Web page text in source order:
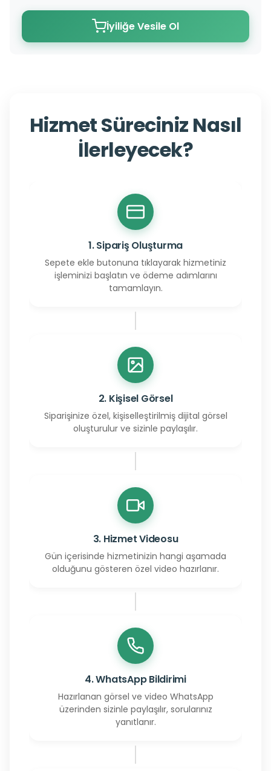
İyiliğe Vesile Ol
Hizmet Süreciniz Nasıl
İlerleyecek?
1. Sipariş Oluşturma
Sepete ekle butonuna tıklayarak hizmetiniz
işleminizi başlatın ve ödeme adımlarını
tamamlayın.
2. Kişisel Görsel
Siparişinize özel, kişiselleştirilmiş dijital görsel
oluşturulur ve sizinle paylaşılır.
3. Hizmet Videosu
Gün içerisinde hizmetinizin hangi aşamada
olduğunu gösteren özel video hazırlanır.
4. WhatsApp Bildirimi
Hazırlanan görsel ve video WhatsApp
üzerinden sizinle paylaşılır, sorularınız
yanıtlanır.